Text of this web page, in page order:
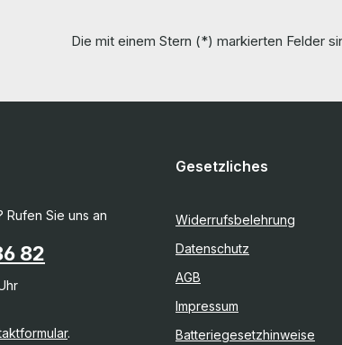
Die mit einem Stern (*) markierten Felder
Rufen Sie uns an
82
.
Gesetzliches
Widerrufsbelehrung
Datenschutz
AGB
Impressum
Batteriegesetzhinweise